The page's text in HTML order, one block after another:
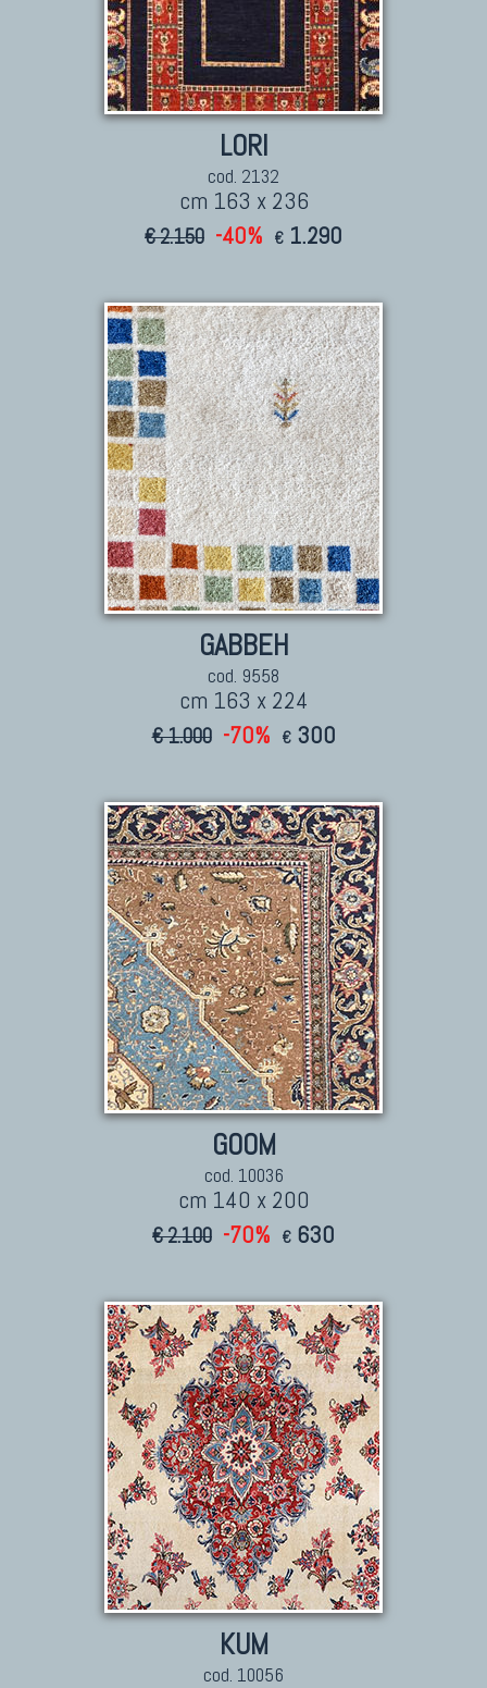
LORI
cod. 2132
cm 163 x 236
€ 2.150 -40% € 1.290
GABBEH
cod. 9558
cm 163 x 224
€ 1.000 -70% € 300
GOOM
cod. 10036
cm 140 x 200
€ 2.100 -70% € 630
KUM
cod. 10056